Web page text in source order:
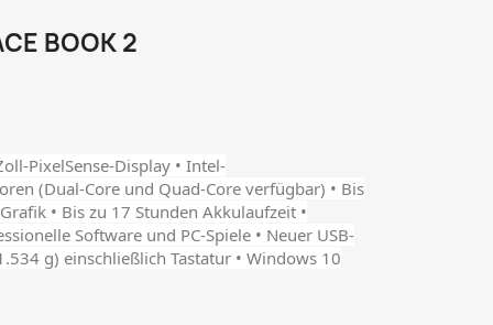
BOOK 2
PixelSense-Display • Intel-
(Dual-Core und Quad-Core verfügbar) • Bis
• Bis zu 17 Stunden Akkulaufzeit •
Software und PC-Spiele • Neuer USB-
g) einschließlich Tastatur • Windows 10